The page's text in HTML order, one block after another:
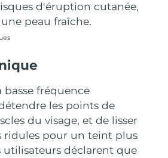
d'éruption cutanée,
peau fraîche.
basse fréquence
les points de
du visage, et de lisser
ridules pour un teint plus
utilisateurs déclarent que
Livraison estimée 10/8/26
Livraison estimée
Livraison estimée15/8/26